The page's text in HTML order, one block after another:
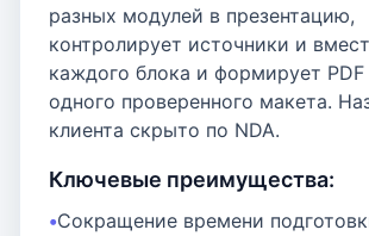
разных модулей в презентацию,
контролирует источники и
каждого блока и формирует PDF
одного проверенного макета.
клиента скрыто по NDA.
Ключевые преимущества:
Сокращение времени